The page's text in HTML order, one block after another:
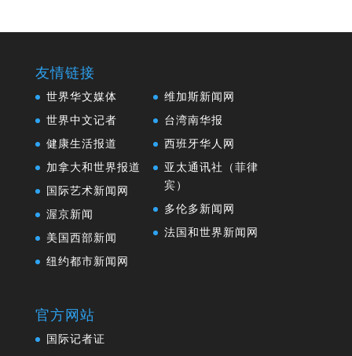
友情链接
世界华文媒体
世界中文记者
健康生活报道
加拿大和世界报道
国际艺术新闻网
渥京新闻
美国西部新闻
纽约都市新闻网
维加斯新闻网
台湾南华报
西班牙华人网
亚太通讯社（菲律
宾）
多伦多新闻网
法国和世界新闻网
官方网站
国际记者证